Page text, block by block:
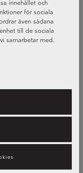
innehållet och
för sociala
även sådana
till de sociala
samarbetar med.
annan information
färger